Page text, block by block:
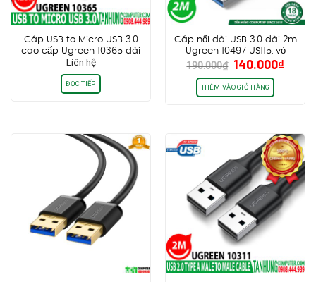
Cáp USB to Micro USB 3.0
cao cấp Ugreen 10365 dài
0.25m
Liên hệ
ĐỌC TIẾP
Cáp nối dài USB 3.0 dài 2m
Ugreen 10497 US115, vỏ
nhôm dây dù, tốc độ
5Gbps
190.000₫ Giá
gốc
là:
190.000₫.
140.000₫Giá
THÊM VÀO GIỎ HÀNG